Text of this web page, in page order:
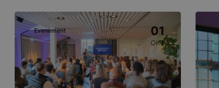
Evenement 01
OKT
Image